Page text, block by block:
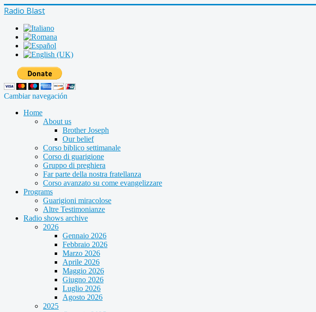
Radio Blast
Cambiar navegación
Home
About us
Brother Joseph
Our belief
Corso biblico settimanale
Corso di guarigione
Gruppo di preghiera
Far parte della nostra fratellanza
Corso avanzato su come evangelizzare
Programs
Guarigioni miracolose
Altre Testimonianze
Radio shows archive
2026
Gennaio 2026
Febbraio 2026
Marzo 2026
Aprile 2026
Maggio 2026
Giugno 2026
Luglio 2026
Agosto 2026
2025